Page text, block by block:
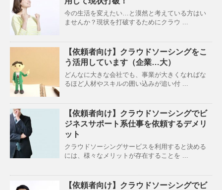
今の生活を変えたい…と漠然と考えている方はい
ませんか？現状を打破するためにクラウ ...
【依頼者向け】クラウドソーシングをこ
う活用しています（企業…大）
どんなに大きな会社でも、事業が大きくなればな
るほど人材やスキルの囲い込みが追い付 ...
【依頼者向け】クラウドソーシングでビ
ジネスサポート系仕事を依頼するデメリ
ット
クラウドソーシングサービスを利用すると決める
には、様々なメリットが存在することを ...
【依頼者向け】クラウドソーシングでビ